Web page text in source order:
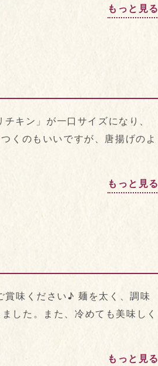
もっと見る
キン」が一口サイズになり、
くのもいいですが、唐揚げのよ
もっと見る
賞味ください♪ 麺を太く、調味
した。また、冷めても美味しく
もっと見る